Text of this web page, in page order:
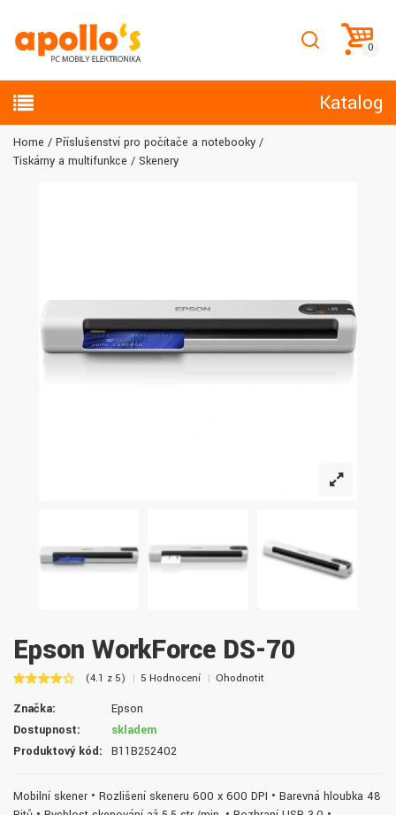
Katalog
Home
Příslušenství pro počítače a notebooky
Tiskárny a multifunkce
Skenery
Epson WorkForce DS-70
(4.1 z 5) 5 Hodnocení Ohodnotit
Značka:
Epson
Dostupnost:
skladem
Produktový kód:
B11B252402
Mobilní skener • Rozlišení skeneru 600 x 600 DPI • Barevná hloubka 48